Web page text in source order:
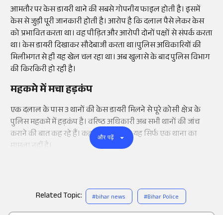
Add
as a
आमतौर पर केस डायरी थाने की सबसे गोपनीय फाइल होती है। इसमें
केस से जुड़ी पूरी जानकारी होती है। आरोप है कि दलाल पैसे लेकर केस
को प्रभावित करता था। वह पीड़ित और आरोपी दोनों पक्षों से संपर्क करता
था। केस डायरी दिखाकर सौदेबाजी करता था।पुलिस अधिकारियों की
मिलीभगत से ही यह खेल चल रहा था। अब खुलासे के बाद पुलिस विभाग
की किरकिरी हो रही है।
महकमे में मचा हड़कंप
एक दलाल के पास 3 थानों की केस डायरी मिलने से पूरे कोसी क्षेत्र के
पुलिस महकमे में हड़कंप है। वरिष्ठ अधिकारी अब सभी थानों की जांच
कराने की बात कह रहे हैं। कहा जा रहा है कि यह सिर्फ एक थाना का
मामला नहीं है।
और पढ़ें
Related Topic: #bihar news #Bihar Police